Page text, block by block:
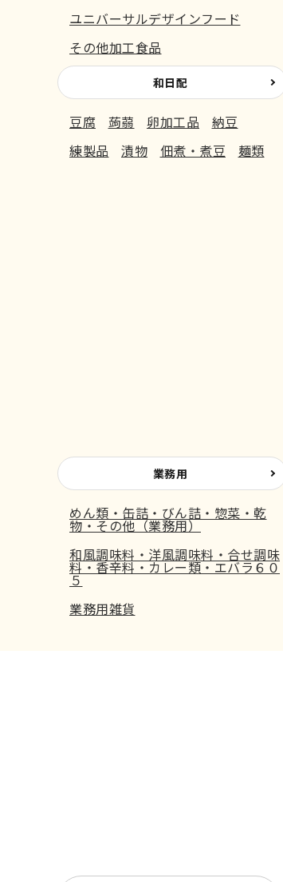
ユニバーサルデザインフード
その他加工食品
和日配
豆腐 蒟蒻 卵加工品
納豆
練製品
漬物 佃煮・煮豆 麺類
業務用
めん類・缶詰・びん詰・惣菜・乾
物・その他（業務用）
和風調味料・洋風調味料・合せ調味
料・香辛料・カレー類・エバラ６０
５
業務用雑貨